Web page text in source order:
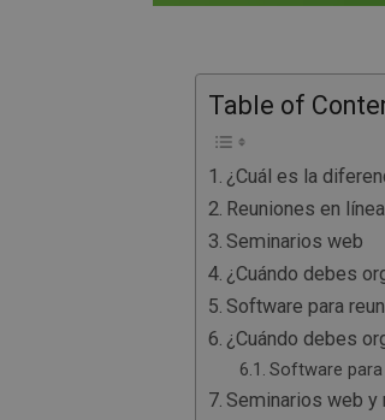
Table of
¿Cuál es la
Reuniones en línea
Seminarios web
¿Cuándo debes
Software para
¿Cuándo debes
Software
Seminarios web y